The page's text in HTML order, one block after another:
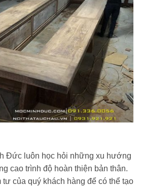
Đức luôn học hỏi những xu hướng
cao trình độ hoàn thiện bản thân.
tư của quý khách hàng để có thể tạo